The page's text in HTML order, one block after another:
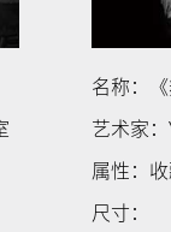
名称：《
艺术家
属性：
尺寸：